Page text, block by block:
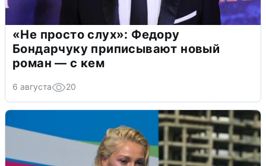
«Не просто слух»: Федору
Бондарчуку приписывают новый
роман — с кем
6 августа 20